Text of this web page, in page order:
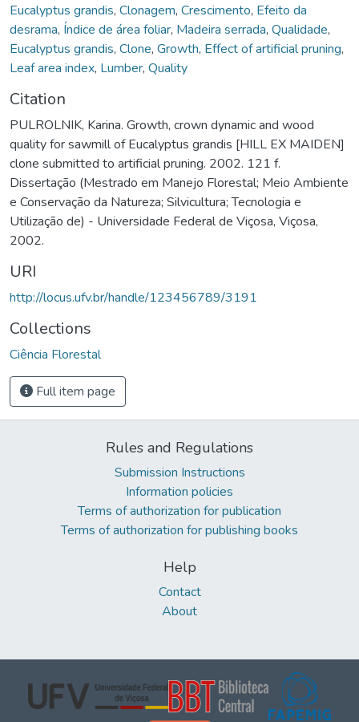
Eucalyptus grandis, Clonagem, Crescimento, Efeito da
desrama, Índice de área foliar, Madeira serrada, Qualidade,
Eucalyptus grandis, Clone, Growth, Effect of artificial pruning,
Leaf area index, Lumber, Quality
Citation
PULROLNIK, Karina. Growth, crown dynamic and wood
quality for sawmill of Eucalyptus grandis [HILL EX MAIDEN]
clone submitted to artificial pruning. 2002. 121 f.
Dissertação (Mestrado em Manejo Florestal; Meio Ambiente
e Conservação da Natureza; Silvicultura; Tecnologia e
Utilização de) - Universidade Federal de Viçosa, Viçosa,
2002.
URI
http://locus.ufv.br/handle/123456789/3191
Collections
Ciência Florestal
Full item page
Rules and Regulations
Submission Instructions
Information policies
Terms of authorization for publication
Terms of authorization for publishing books
Help
Contact
About